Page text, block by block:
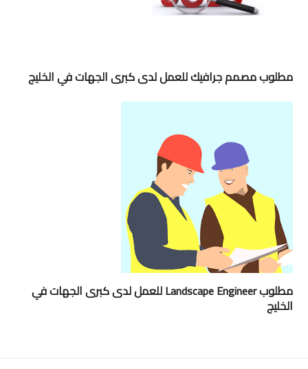
مطلوب مصمم جرافيك للعمل لدى كبرى الجهات في الخليج
مطلوب Landscape Engineer للعمل لدى كبرى الجهات في
الخليج